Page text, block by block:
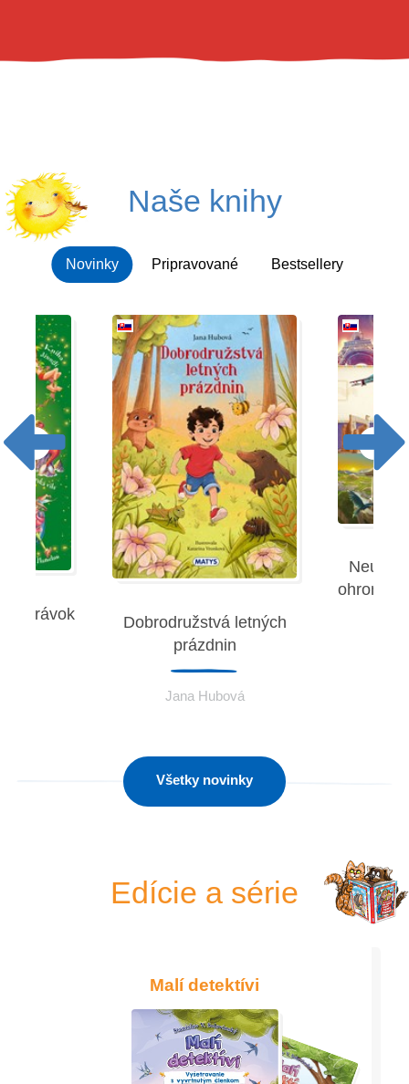
Naše knihy
Novinky Pripravované Bestsellery
Dobrodružstvá letných
prázdnin
Jana Hubová
Všetky novinky
Edície a série
Malí detektívi